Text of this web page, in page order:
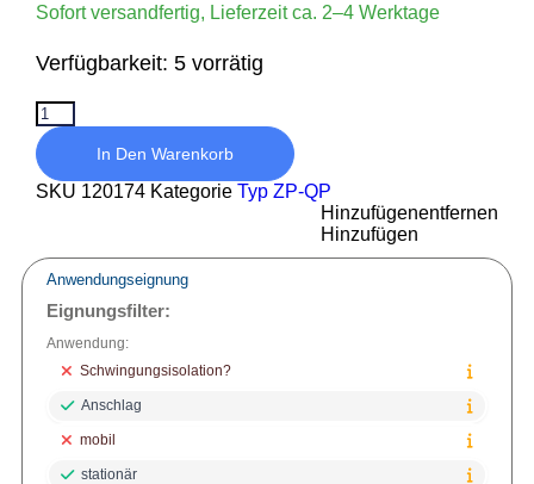
Hinzufügenentfernen
Hinzufügen
Sofort versandfertig, Lieferzeit ca. 2–4 Werktage
Verfügbarkeit: 5 vorrätig
In Den Warenkorb
SKU 120174 Kategorie Typ ZP-QP
Anwendungseignung
Eignungsfilter:
Anwendung:
Schwingungsisolation?
Anschlag
mobil
stationär